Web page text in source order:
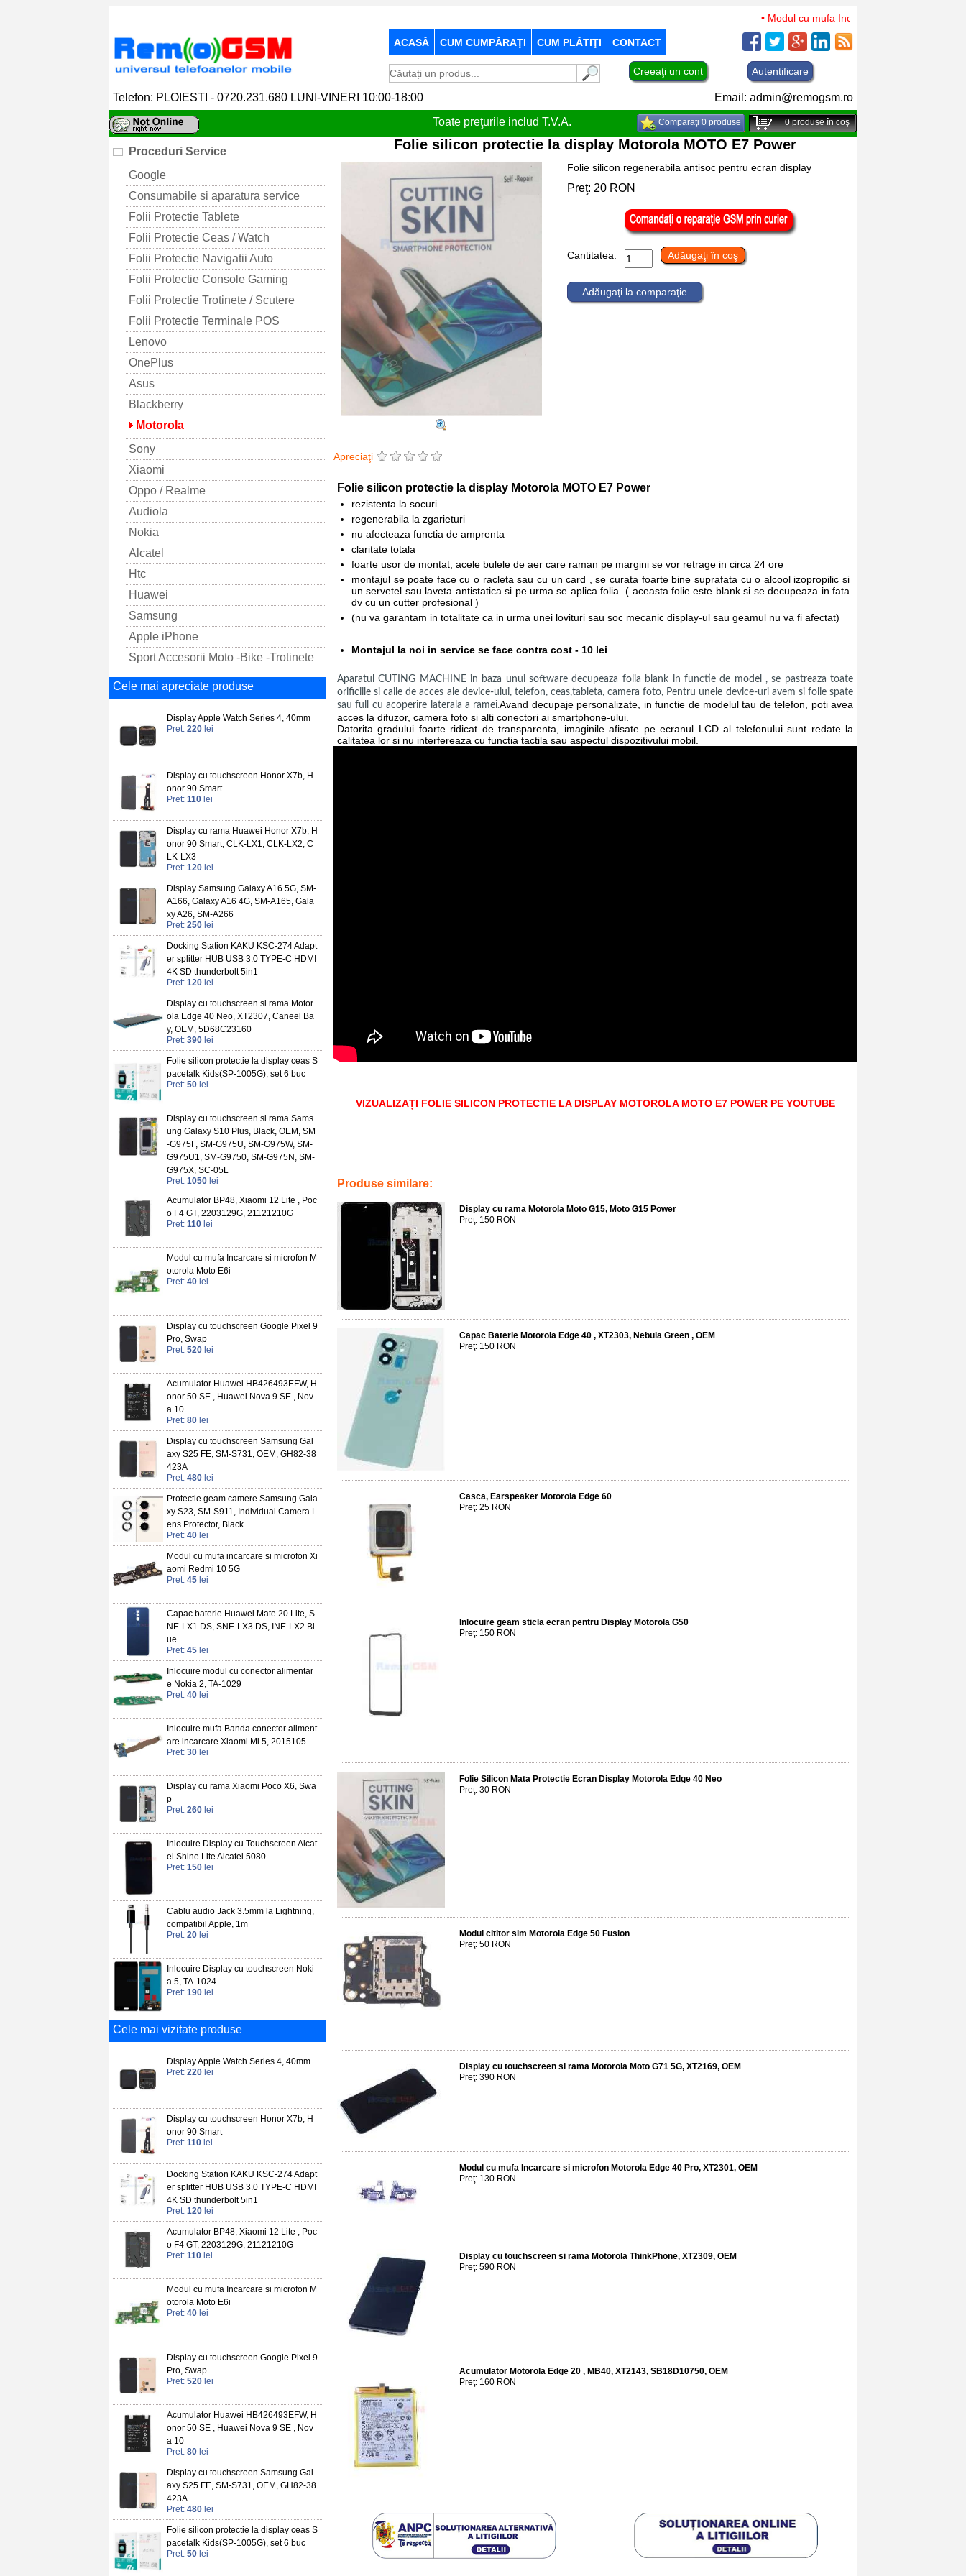
• Modul cu mufa Incarcare si microfon TCL 50
ACASĂ CUM CUMPĂRAŢI CUM PLĂTIŢI CONTACT
Creeaţi un cont Autentificare
Telefon: PLOIESTI - 0720.231.680 LUNI-VINERI 10:00-18:00 Email: admin@remogsm.ro
Toate preţurile includ T.V.A.
Comparaţi 0 produse 0produse în coş
Proceduri Service
Google
Consumabile si aparatura service
Folii Protectie Tablete
Folii Protectie Ceas / Watch
Folii Protectie Navigatii Auto
Folii Protectie Console Gaming
Folii Protectie Trotinete / Scutere
Folii Protectie Terminale POS
Lenovo
OnePlus
Asus
Blackberry
Motorola
Sony
Xiaomi
Oppo / Realme
Audiola
Nokia
Alcatel
Htc
Huawei
Samsung
Apple iPhone
Sport Accesorii Moto -Bike -Trotinete
Cele mai apreciate produse
Display Apple Watch Series 4, 40mm
Pret: 220 lei
Display cu touchscreen Honor X7b, H
onor 90 Smart
Pret: 110 lei
Display cu rama Huawei Honor X7b, H
onor 90 Smart, CLK-LX1, CLK-LX2, C
LK-LX3
Pret: 120 lei
Display Samsung Galaxy A16 5G, SM-
A166, Galaxy A16 4G, SM-A165, Gala
xy A26, SM-A266
Pret: 250 lei
Docking Station KAKU KSC-274 Adapt
er splitter HUB USB 3.0 TYPE-C HDMI
4K SD thunderbolt 5in1
Pret: 120 lei
Display cu touchscreen si rama Motor
ola Edge 40 Neo, XT2307, Caneel Ba
y, OEM, 5D68C23160
Pret: 390 lei
Folie silicon protectie la display ceas S
pacetalk Kids(SP-1005G), set 6 buc
Pret: 50 lei
Display cu touchscreen si rama Sams
ung Galaxy S10 Plus, Black, OEM, SM
-G975F, SM-G975U, SM-G975W, SM-
G975U1, SM-G9750, SM-G975N, SM-
G975X, SC-05L
Pret: 1050 lei
Acumulator BP48, Xiaomi 12 Lite , Poc
o F4 GT, 2203129G, 21121210G
Pret: 110 lei
Modul cu mufa Incarcare si microfon M
otorola Moto E6i
Pret: 40 lei
Display cu touchscreen Google Pixel 9
Pro, Swap
Pret: 520 lei
Acumulator Huawei HB426493EFW, H
onor 50 SE , Huawei Nova 9 SE , Nov
a 10
Pret: 80 lei
Display cu touchscreen Samsung Gal
axy S25 FE, SM-S731, OEM, GH82-38
423A
Pret: 480 lei
Protectie geam camere Samsung Gala
xy S23, SM-S911, Individual Camera L
ens Protector, Black
Pret: 40 lei
Modul cu mufa incarcare si microfon Xi
aomi Redmi 10 5G
Pret: 45 lei
Capac baterie Huawei Mate 20 Lite, S
NE-LX1 DS, SNE-LX3 DS, INE-LX2 Bl
ue
Pret: 45 lei
Inlocuire modul cu conector alimentar
e Nokia 2, TA-1029
Pret: 40 lei
Inlocuire mufa Banda conector aliment
are incarcare Xiaomi Mi 5, 2015105
Pret: 30 lei
Display cu rama Xiaomi Poco X6, Swa
p
Pret: 260 lei
Inlocuire Display cu Touchscreen Alcat
el Shine Lite Alcatel 5080
Pret: 150 lei
Cablu audio Jack 3.5mm la Lightning,
compatibil Apple, 1m
Pret: 20 lei
Inlocuire Display cu touchscreen Noki
a 5, TA-1024
Pret: 190 lei
Cele mai vizitate produse
Display Apple Watch Series 4, 40mm
Pret: 220 lei
Display cu touchscreen Honor X7b, H
onor 90 Smart
Pret: 110 lei
Docking Station KAKU KSC-274 Adapt
er splitter HUB USB 3.0 TYPE-C HDMI
4K SD thunderbolt 5in1
Pret: 120 lei
Acumulator BP48, Xiaomi 12 Lite , Poc
o F4 GT, 2203129G, 21121210G
Pret: 110 lei
Modul cu mufa Incarcare si microfon M
otorola Moto E6i
Pret: 40 lei
Display cu touchscreen Google Pixel 9
Pro, Swap
Pret: 520 lei
Acumulator Huawei HB426493EFW, H
onor 50 SE , Huawei Nova 9 SE , Nov
a 10
Pret: 80 lei
Display cu touchscreen Samsung Gal
axy S25 FE, SM-S731, OEM, GH82-38
423A
Pret: 480 lei
Folie silicon protectie la display ceas S
pacetalk Kids(SP-1005G), set 6 buc
Pret: 50 lei
Folie silicon protectie la display Motorola MOTO E7 Power
Apreciaţi
Folie silicon regenerabila antisoc pentru ecran display
Preţ: 20 RON
Cantitatea: Adăugaţi în coş
Adăugaţi la comparaţie
Folie silicon protectie la display Motorola MOTO E7 Power
rezistenta la socuri
regenerabila la zgarieturi
nu afecteaza functia de amprenta
claritate totala
foarte usor de montat, acele bulele de aer care raman pe margini se vor retrage in circa 24 ore
montajul se poate face cu o racleta sau cu un card , se curata foarte bine suprafata cu o alcool izopropilic si
un servetel sau laveta antistatica si pe urma se aplica folia ( aceasta folie este blank si se decupeaza in fata
dv cu un cutter profesional )
(nu va garantam in totalitate ca in urma unei lovituri sau soc mecanic display-ul sau geamul nu va fi afectat)
Montajul la noi in service se face contra cost - 10 lei
Aparatul CUTING MACHINE in baza unui software decupeaza folia blank in functie de model , se pastreaza toate
orificiile si caile de acces ale device-ului, telefon, ceas,tableta, camera foto, Pentru unele device-uri avem si folie spate
sau full cu acoperire laterala a ramei.Avand decupaje personalizate, in functie de modelul tau de telefon, poti avea
acces la difuzor, camera foto si alti conectori ai smartphone-ului.
Datorita gradului foarte ridicat de transparenta, imaginile afisate pe ecranul LCD al telefonului sunt redate la
calitatea lor si nu interfereaza cu functia tactila sau aspectul dispozitivului mobil.
VIZUALIZAȚI FOLIE SILICON PROTECTIE LA DISPLAY MOTOROLA MOTO E7 POWER PE YOUTUBE
Produse similare:
Display cu rama Motorola Moto G15, Moto G15 Power
Preţ: 150 RON
Capac Baterie Motorola Edge 40 , XT2303, Nebula Green , OEM
Preţ: 150 RON
Casca, Earspeaker Motorola Edge 60
Preţ: 25 RON
Inlocuire geam sticla ecran pentru Display Motorola G50
Preţ: 150 RON
Folie Silicon Mata Protectie Ecran Display Motorola Edge 40 Neo
Preţ: 30 RON
Modul cititor sim Motorola Edge 50 Fusion
Preţ: 50 RON
Display cu touchscreen si rama Motorola Moto G71 5G, XT2169, OEM
Preţ: 390 RON
Modul cu mufa Incarcare si microfon Motorola Edge 40 Pro, XT2301, OEM
Preţ: 130 RON
Display cu touchscreen si rama Motorola ThinkPhone, XT2309, OEM
Preţ: 590 RON
Acumulator Motorola Edge 20 , MB40, XT2143, SB18D10750, OEM
Preţ: 160 RON